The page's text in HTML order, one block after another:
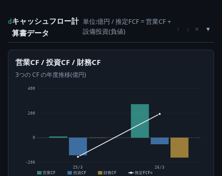
d キャッシュフロー計
算書データ
単位:億円 / 推定FCF = 営業CF +
設備投資(負値)
↑ ↓ ×
営業CF / 投資CF / 財務CF
3つの CF の年度推移(億円)
-200
0
200
400
25/3
26/3
営業CF
投資CF 財務CF 推定FCF⊙